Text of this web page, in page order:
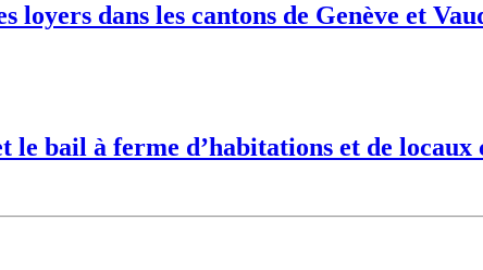
dans les cantons de Genève et
le bail à ferme d’habitations et de